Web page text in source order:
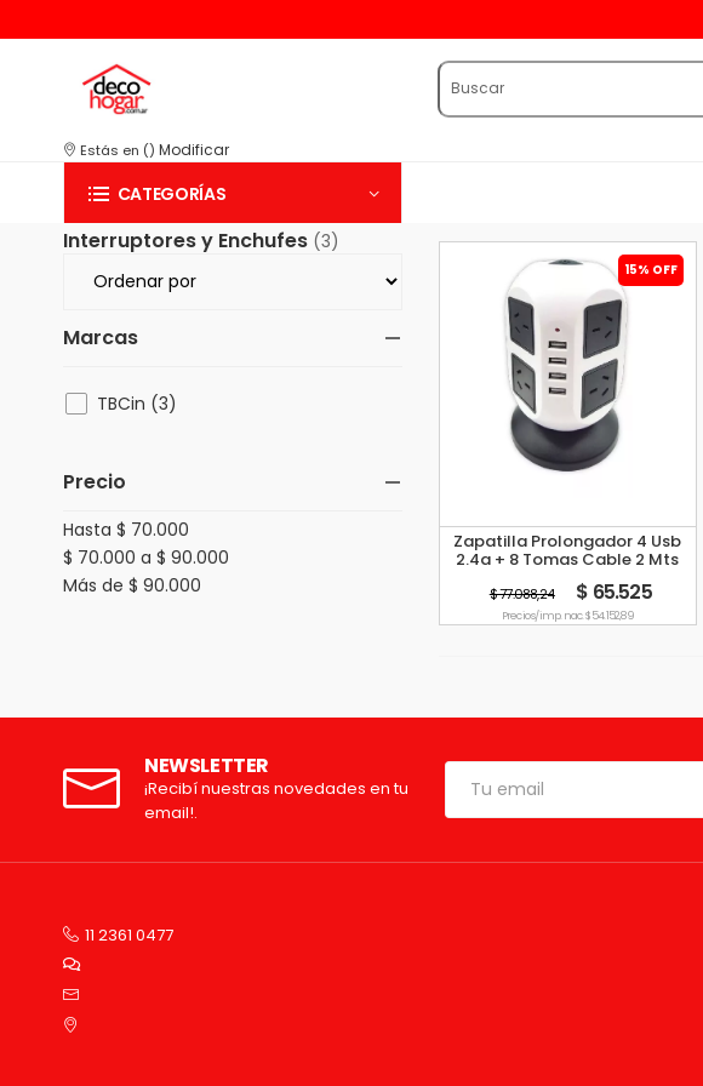
Estás en () Modificar
CATEGORÍAS
Interruptores y Enchufes (3)
Marcas
TBCin (3)
Precio
Hasta $ 70.000
$ 70.000 a $ 90.000
Más de $ 90.000
15% OFF
Zapatilla Prolongador 4 Usb
2.4a + 8 Tomas Cable 2 Mts
Tbcin
$ 77.088,24 $ 65.525
Precio s/imp. nac. $ 54.152,89
NEWSLETTER
¡Recibí nuestras novedades en tu
email!.
11 2361 0477